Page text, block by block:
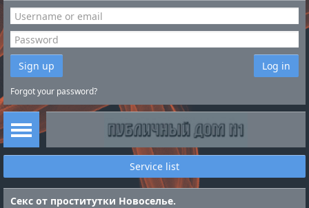
Sign up Log in
Forgot your password?
Service list
Секс от проститутки Новоселье.